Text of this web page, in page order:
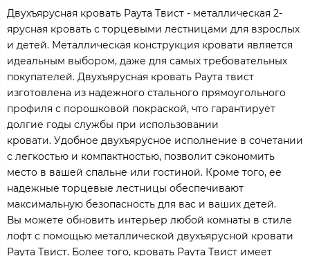
Двухъярусная кровать Раута Твист - металлическая 2-
ярусная кровать с торцевыми лестницами для взрослых
и детей. Металлическая конструкция кровати является
идеальным выбором, даже для самых требовательных
покупателей. Двухъярусная кровать Раута твист
изготовлена из надежного стального прямоугольного
профиля с порошковой покраской, что гарантирует
долгие годы службы при использовании
кровати. Удобное двухъярусное исполнение в сочетании
с легкостью и компактностью, позволит сэкономить
место в вашей спальне или гостиной. Кроме того, ее
надежные торцевые лестницы обеспечивают
максимальную безопасность для вас и ваших детей.
Вы можете обновить интерьер любой комнаты в стиле
лофт с помощью металлической двухъярусной кровати
Раута Твист. Более того, кровать Раута Твист имеет